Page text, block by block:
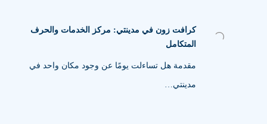
كرافت زون في مدينتي: مركز الخدمات والحرف
المتكامل
مقدمة هل تساءلت يومًا عن وجود مكان واحد في
مدينتي…